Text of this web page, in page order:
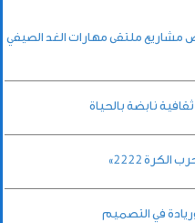
ملتقى مهارات الغد الصيفي
نابضة بالحياة
2222»
في التصميم